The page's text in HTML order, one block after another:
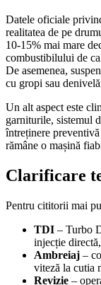
Datele oficiale
realitatea de pe
10-15% mai mare
combustibilului de
De asemenea,
cu gropi sau
Un alt aspect este
garniturile, sistemul
întreținere
rămâne o mașină
Clarificare
Pentru cititorii mai
TDI – Turbo
injecție
Ambreiaj –
viteză la cutia
Revizie –